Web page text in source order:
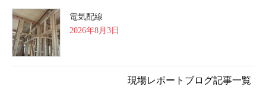
電気配線
2026年8月3日
現場レポートブログ記事一覧